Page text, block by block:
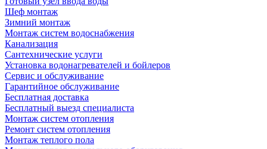
Шеф монтаж
Зимний монтаж
Монтаж систем водоснабжения
Канализация
Сантехнические услуги
Установка водонагревателей и бойлеров
Сервис и обслуживание
Гарантийное обслуживание
Бесплатная доставка
Бесплатный выезд специалиста
Монтаж систем отопления
Ремонт систем отопления
Монтаж теплого пола